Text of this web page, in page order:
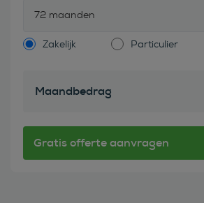
72 maanden
Zakelijk Particulier
Maandbedrag